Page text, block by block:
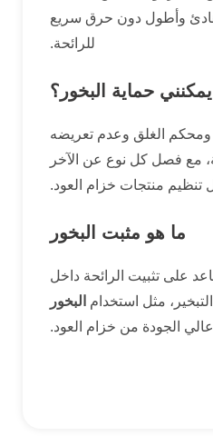
وأطول دون حرق سريع
للرائحة.
حماية البخور؟
الغلق وعدم تعريضه
مع فصل كل نوع عن الآخر
تنظيم منتجات خزام العود.
ما هو مثبت البخور
على تثبيت الرائحة داخل
مثل استخدام البخور
عالي الجودة من خزام العود.